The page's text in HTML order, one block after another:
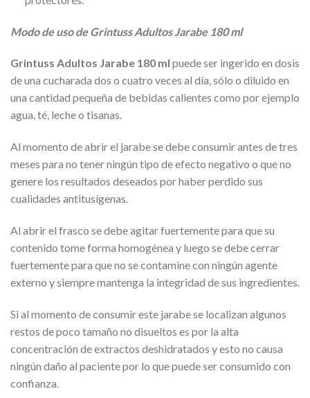
Modo de uso de Grintuss Adultos Jarabe 180 ml
Grintuss Adultos Jarabe 180 ml puede ser ingerido en dosis
de una cucharada dos o cuatro veces al día, sólo o diluido en
una cantidad pequeña de bebidas calientes como por ejemplo
agua, té, leche o tisanas.
Al momento de abrir el jarabe se debe consumir antes de tres
meses para no tener ningún tipo de efecto negativo o que no
genere los resultados deseados por haber perdido sus
cualidades antitusígenas.
Al abrir el frasco se debe agitar fuertemente para que su
contenido tome forma homogénea y luego se debe cerrar
fuertemente para que no se contamine con ningún agente
externo y siempre mantenga la integridad de sus ingredientes.
Si al momento de consumir este jarabe se localizan algunos
restos de poco tamaño no disueltos es por la alta
concentración de extractos deshidratados y esto no causa
ningún daño al paciente por lo que puede ser consumido con
confianza.